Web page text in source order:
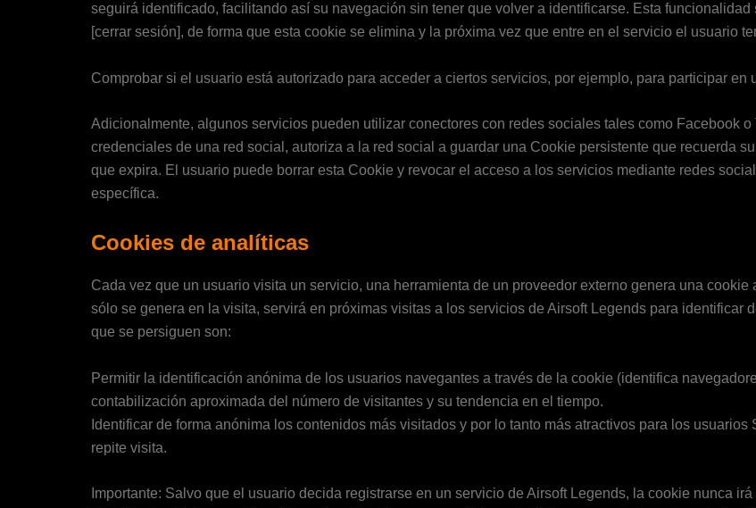
seguirá identificado, facilitando así su navegación sin tener que volver a identificarse. Esta
[cerrar sesión], de forma que esta cookie se elimina y la próxima vez que entre en el servicio el usuario
Comprobar si el usuario está autorizado para acceder a ciertos servicios, por ejemplo, para participar en
Adicionalmente, algunos servicios pueden utilizar conectores con redes sociales tales como Facebook
credenciales de una red social, autoriza a la red social a guardar una Cookie persistente que recuerda
que expira. El usuario puede borrar esta Cookie y revocar el acceso a los servicios mediante redes
específica.
Cookies de analíticas
Cada vez que un usuario visita un servicio, una herramienta de un proveedor externo genera una
sólo se genera en la visita, servirá en próximas visitas a los servicios de Airsoft Legends para identificar
que se persiguen son:
Permitir la identificación anónima de los usuarios navegantes a través de la cookie (identifica
contabilización aproximada del número de visitantes y su tendencia en el tiempo.
Identificar de forma anónima los contenidos más visitados y por lo tanto más atractivos para los
repite visita.
Importante: Salvo que el usuario decida registrarse en un servicio de Airsoft Legends, la cookie nunca